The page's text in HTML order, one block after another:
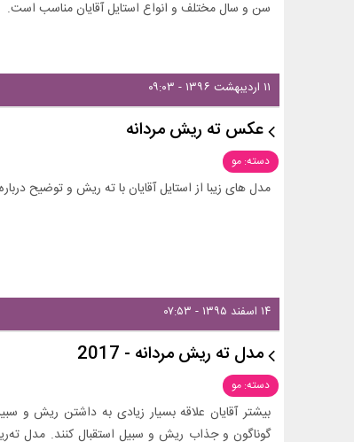
سن و سال مختلف و انواع استایل آقایان مناسب است.
۱۱ اردیبهشت ۱۳۹۶ - ۰۹:۰۳
عکس ته ریش مردانه
دسته: مو
مدل های زیبا از استایل آقایان با ته ریش و توضیح
۱۴ اسفند ۱۳۹۵ - ۰۷:۵۳
مدل ته ریش مردانه - 2017
دسته: مو
بیشتر آقایان علاقه بسیار زیادی به داشتن ریش
گوناگون و جذاب ریش و سبیل استقبال کنند. مدل